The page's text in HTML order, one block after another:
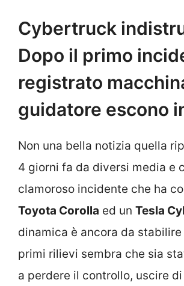
Cybertruck
Dopo il primo
registrato
guidatore escono
Non una bella notizia quella
4 giorni fa da diversi media e
clamoroso incidente che ha
Toyota Corolla ed un Tesla
dinamica è ancora da stabilire
primi rilievi sembra che sia
a perdere il controllo, uscire